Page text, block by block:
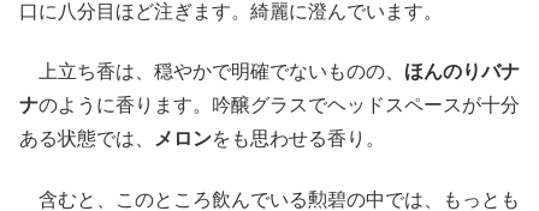
口に八分目ほど注ぎます。綺麗に澄んでいます。
上立ち香は、穏やかで明確でないものの、 ほんのりバナ
ナのように香ります。吟醸グラスでヘッドスペースが十分
ある状態では、 メロンをも思わせる香り。
含むと、このところ飲んでいる勲碧の中では、もっとも